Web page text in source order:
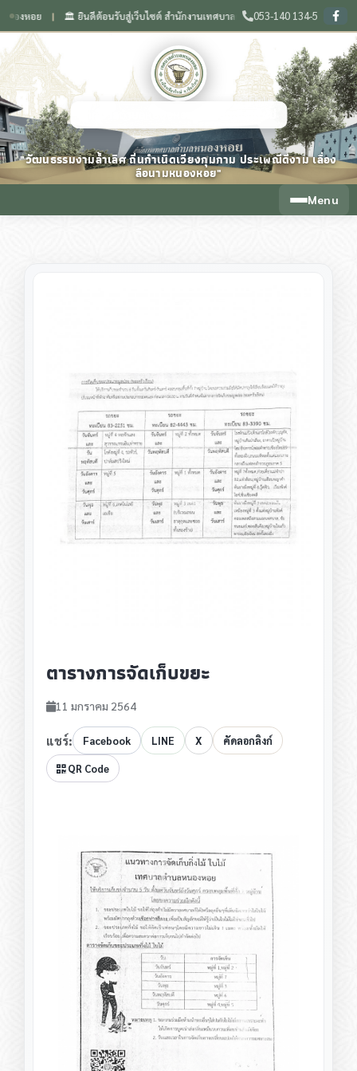
❙ 🏛️ ยินดีต้อนรับสู่เว็บไซต์ สำนักงานเทศบาลตำบลหนองหอย จังหวัดเชียงใหม่ ❙
053-140 134-5
"วัฒนธรรมงามล้ำเลิศ ถิ่นกำเนิดเวียงกุมกาม ประเพณีดีงาม เลื่อง
ลือนามหนองหอย"
Menu
ตารางการจัดเก็บขยะ
11 มกราคม 2564
แชร์: Facebook LINE X คัดลอกลิงก์
QR Code